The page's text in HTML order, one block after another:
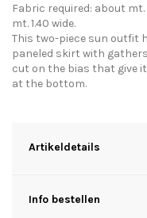
Fabric required: about mt.
mt. 1.40 wide.
This two-piece sun outfit
paneled skirt with
cut on the bias that give
at the bottom.
Artikeldetails
Info bestellen